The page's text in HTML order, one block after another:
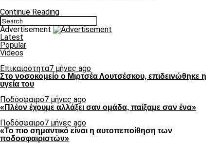
Continue Reading
Advertisement
Latest
Popular
Videos
Επικαιρότητα7 μήνες ago
Στο νοσοκομείο ο Μιρτσέα Λουτσέσκου, επιδεινώθηκε η
υγεία του
Ποδόσφαιρο7 μήνες ago
«Πλέον έχουμε αλλάξει σαν ομάδα, παίξαμε σαν ένα»
Ποδόσφαιρο7 μήνες ago
«Το πιο σημαντικό είναι η αυτοπεποίθηση των
ποδοσφαιριστών»